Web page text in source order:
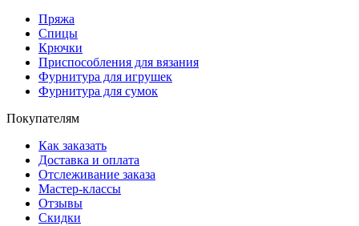
Пряжа
Спицы
Крючки
Приспособления для вязания
Фурнитура для игрушек
Фурнитура для сумок
Покупателям
Как заказать
Доставка и оплата
Отслеживание заказа
Мастер-классы
Отзывы
Скидки